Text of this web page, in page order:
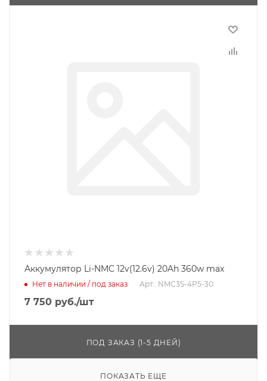
Аккумулятор Li-NMC 12v(12.6v) 20Ah 360w max
Нет в наличии / под заказ Арт.: NMC3S-4P5-30
7 750 руб./шт
ПОД ЗАКАЗ (1-5 ДНЕЙ)
ПОКАЗАТЬ ЕЩЕ